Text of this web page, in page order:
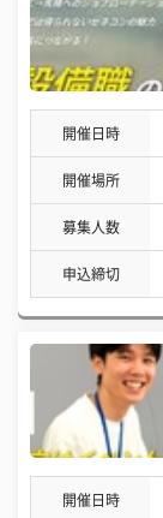
開催日時
開催場所
募集人数
申込締切
開催日時